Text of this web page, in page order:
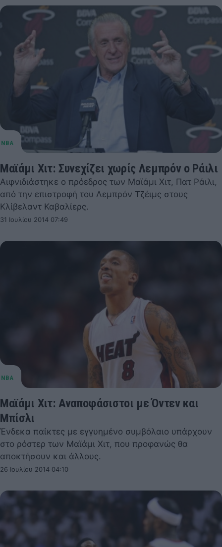
Μαϊάμι Χιτ: Συνεχίζει χωρίς Λεμπρόν ο Ράιλι
Αιφνιδιάστηκε ο πρόεδρος των Μαϊάμι Χιτ, Πατ Ράιλι,
από την επιστροφή του Λεμπρόν Τζέιμς στους
Κλίβελαντ Καβαλίερς.
31 Ιουλίου 2014 07:49
Μαϊάμι Χιτ: Αναποφάσιστοι με Όντεν και
Μπίσλι
Ένδεκα παίκτες με εγγυημένο συμβόλαιο υπάρχουν
στο ρόστερ των Μαϊάμι Χιτ, που προφανώς θα
αποκτήσουν και άλλους.
26 Ιουλίου 2014 04:10